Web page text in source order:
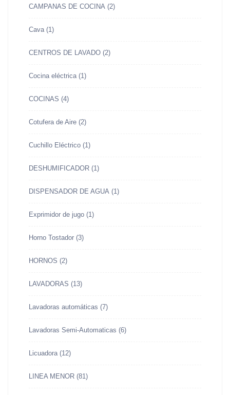
CAMPANAS DE COCINA (2)
Cava (1)
CENTROS DE LAVADO (2)
Cocina eléctrica (1)
COCINAS (4)
Cotufera de Aire (2)
Cuchillo Eléctrico (1)
DESHUMIFICADOR (1)
DISPENSADOR DE AGUA (1)
Exprimidor de jugo (1)
Horno Tostador (3)
HORNOS (2)
LAVADORAS (13)
Lavadoras automáticas (7)
Lavadoras Semi-Automaticas (6)
Licuadora (12)
LINEA MENOR (81)